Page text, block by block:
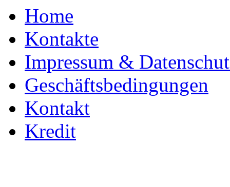
Home
Kontakte
Impressum &
Geschäftsbedingungen
Kontakt
Kredit